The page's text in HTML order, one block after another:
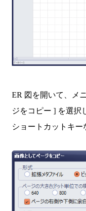
ER 図を開いて、メ
ジをコピー ] を選択
ショートカットキー